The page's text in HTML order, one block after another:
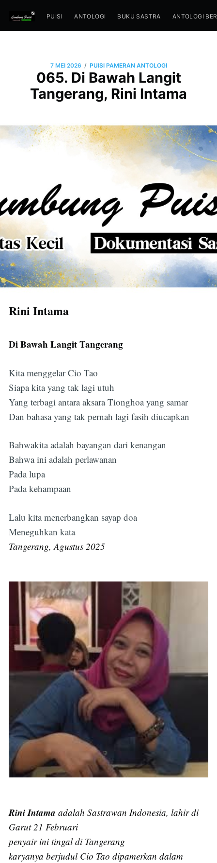
PUISI ANTOLOGI BUKU SASTRA ANTOLOGI
7 MEI 2026 / PUISI PAMERAN ANTOLOGI
065. Di Bawah Langit
Tangerang, Rini Intama
Rini Intama
Di Bawah Langit Tangerang
Kita menggelar Cio Tao
Siapa kita yang tak lagi utuh
Yang terbagi antara aksara Tionghoa yang samar
Dan bahasa yang tak pernah lagi fasih diucapkan
Bahwakita adalah bayangan dari kenangan
Bahwa ini adalah perlawanan
Pada lupa
Pada kehampaan
Lalu kita menerbangkan sayap doa
Meneguhkan kata
Tangerang, Agustus 2025
Rini Intama adalah Sastrawan Indonesia, lahir di
Garut 21 Februari
penyair ini tingal di Tangerang
karyanya berjudul Cio Tao dipamerkan dalam